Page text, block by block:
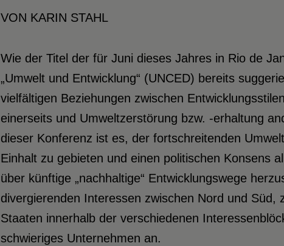
VON KARIN STAHL
Wie der Titel der für Juni dieses Jahres in Rio de
„Umwelt und Entwicklung“ (UNCED) bereits
vielfältigen Beziehungen zwischen
einerseits und Umweltzerstörung bzw. -erhaltung
dieser Konferenz ist es, der fortschreitenden
Einhalt zu gebieten und einen politischen Konsens
über künftige „nachhaltige“ Entwicklungswege
divergierenden Interessen zwischen Nord und
Staaten innerhalb der verschiedenen
schwieriges Unternehmen an.